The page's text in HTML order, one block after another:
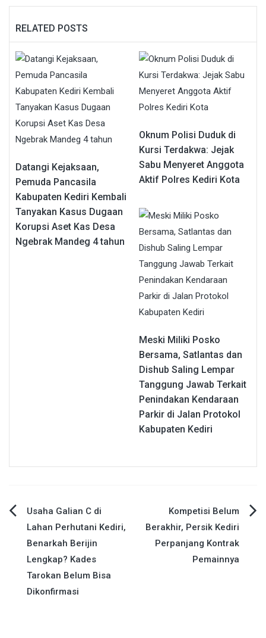
RELATED POSTS
Datangi Kejaksaan,
Pemuda Pancasila
Kabupaten Kediri Kembali
Tanyakan Kasus Dugaan
Korupsi Aset Kas Desa
Ngebrak Mandeg 4 tahun
Oknum Polisi Duduk di
Kursi Terdakwa: Jejak
Sabu Menyeret Anggota
Aktif Polres Kediri Kota
Meski Miliki Posko
Bersama, Satlantas dan
Dishub Saling Lempar
Tanggung Jawab Terkait
Penindakan Kendaraan
Parkir di Jalan Protokol
Kabupaten Kediri
Navigasi
pos
Usaha Galian C di
Lahan Perhutani Kediri,
Benarkah Berijin
Lengkap? Kades
Tarokan Belum Bisa
Dikonfirmasi
Kompetisi Belum
Berakhir, Persik Kediri
Perpanjang Kontrak
Pemainnya